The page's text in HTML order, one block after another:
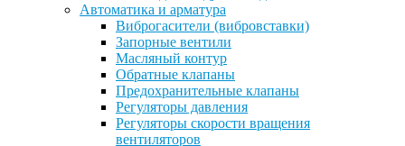
Автоматика и арматура
Виброгасители (вибровставки)
Запорные вентили
Масляный контур
Обратные клапаны
Предохранительные клапаны
Регуляторы давления
Регуляторы скорости вращения
вентиляторов